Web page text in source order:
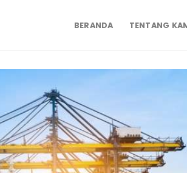
BERANDA TENTANG